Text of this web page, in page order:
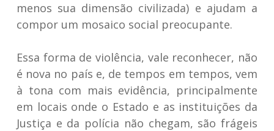
menos sua dimensão civilizada) e ajudam a
compor um mosaico social preocupante.
Essa forma de violência, vale reconhecer, não
é nova no país e, de tempos em tempos, vem
à tona com mais evidência, principalmente
em locais onde o Estado e as instituições da
Justiça e da polícia não chegam, são frágeis